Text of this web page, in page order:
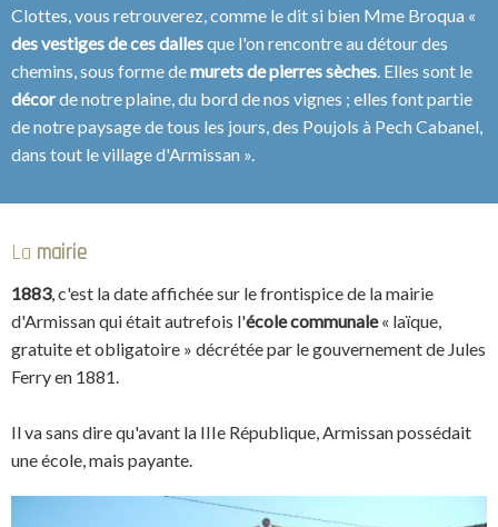
Clottes, vous retrouverez, comme le dit si bien Mme Broqua «
des vestiges de ces dallesque l'on rencontre au détour des
chemins, sous forme demurets de pierres sèches . Elles sont le
décorde notre plaine, du bord de nos vignes ; elles font partie
de notre paysage de tous les jours, des Poujols à Pech Cabanel,
dans tout le village d'Armissan ».
La mairie
1883, c'est la date affichée sur le frontispice de la mairie
d'Armissan qui était autrefois l'école communale« laïque,
gratuite et obligatoire » décrétée par le gouvernement de Jules
Ferry en 1881.
Il va sans dire qu'avant la IIIe République, Armissan possédait
une école, mais payante.